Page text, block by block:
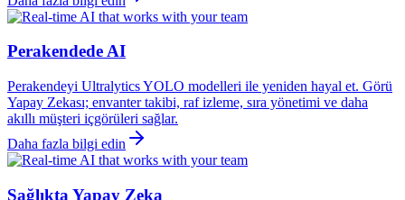
Perakendede AI
Perakendeyi Ultralytics YOLO modelleri ile yeniden hayal et. Görü
Yapay Zekası; envanter takibi, raf izleme, sıra yönetimi ve daha
akıllı müşteri içgörüleri sağlar.
Daha fazla bilgi edin
Sağlıkta Yapay Zeka